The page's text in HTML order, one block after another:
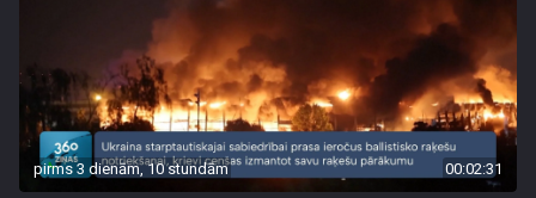
pirms 3 dienām, 10 stundām 00:02:31